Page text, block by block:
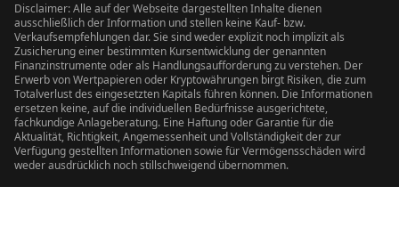
Disclaimer: Alle auf der Webseite dargestellten Inhalte dienen
ausschließlich der Information und stellen keine Kauf- bzw.
Verkaufsempfehlungen dar. Sie sind weder explizit noch implizit als
Zusicherung einer bestimmten Kursentwicklung der genannten
Finanzinstrumente oder als Handlungsaufforderung zu verstehen. Der
Erwerb von Wertpapieren oder Kryptowährungen birgt Risiken, die zum
Totalverlust des eingesetzten Kapitals führen können. Die Informationen
ersetzen keine, auf die individuellen Bedürfnisse ausgerichtete,
fachkundige Anlageberatung. Eine Haftung oder Garantie für die
Aktualität, Richtigkeit, Angemessenheit und Vollständigkeit der zur
Verfügung gestellten Informationen sowie für Vermögensschäden wird
weder ausdrücklich noch stillschweigend übernommen.